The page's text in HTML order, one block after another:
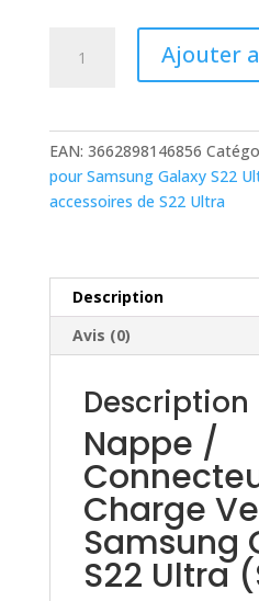
Charge
Galaxy
S22
Ultra
Ajouter
EAN: 3662898146856
pour Samsung Galaxy S22
accessoires de S22 Ultra
Description
Avis (0)
Description
Nappe /
Charge
Samsung
S22 Ultra